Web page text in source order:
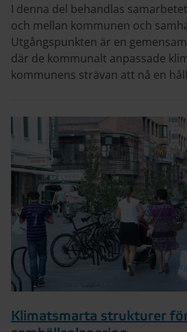
I denna del behandlas
och mellan kommunen och
Utgångspunkten är en
där de kommunalt anpassade
kommunens strävan att nå en
Klimatsmarta strukturer